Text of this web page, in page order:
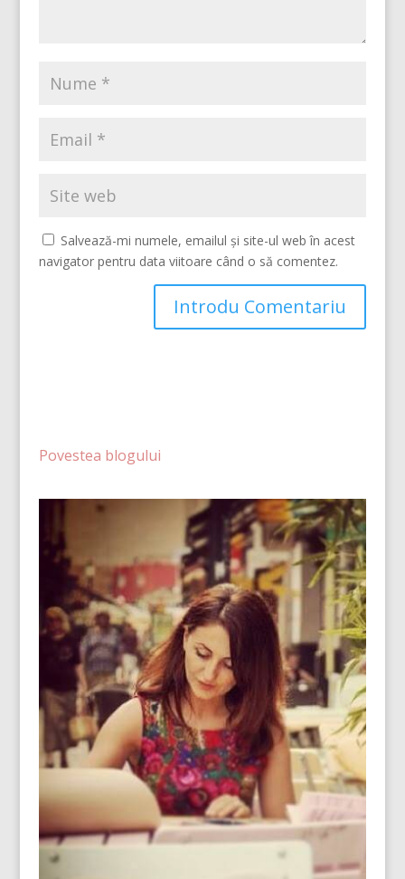
Salvează-mi numele, emailul și site-ul web în acest
navigator pentru data viitoare când o să comentez.
Povestea blogului